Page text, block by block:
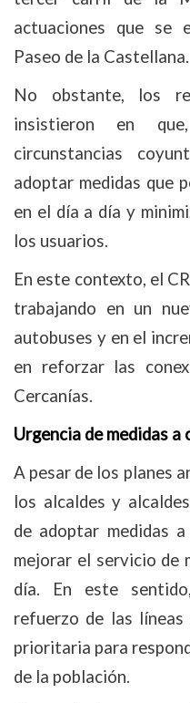
actuaciones que se
Paseo de la Castellana.
No obstante, los
insistieron en
circunstancias
adoptar medidas que
en el día a día y
los usuarios.
En este contexto, el
trabajando en un
autobuses y en el
en reforzar las
Cercanías.
Urgencia de medidas
A pesar de los planes
los alcaldes y
de adoptar medidas
mejorar el servicio de
día. En este
refuerzo de las
prioritaria para
de la población.